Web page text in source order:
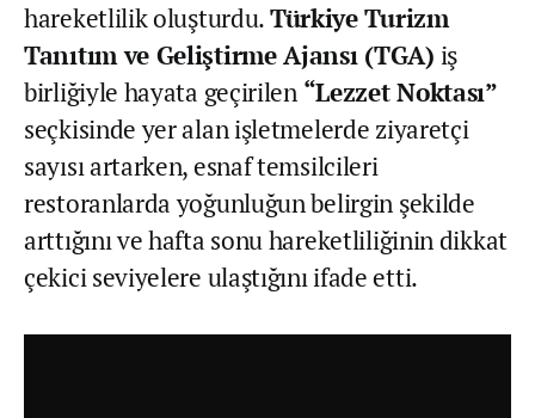
hareketlilik oluşturdu.Türkiye Turizm
Tanıtım ve Geliştirme Ajansı (TGA) iş
birliğiyle hayata geçirilen “Lezzet Noktası”
seçkisinde yer alan işletmelerde ziyaretçi
sayısı artarken, esnaf temsilcileri
restoranlarda yoğunluğun belirgin şekilde
arttığını ve hafta sonu hareketliliğinin dikkat
çekici seviyelere ulaştığını ifade etti.